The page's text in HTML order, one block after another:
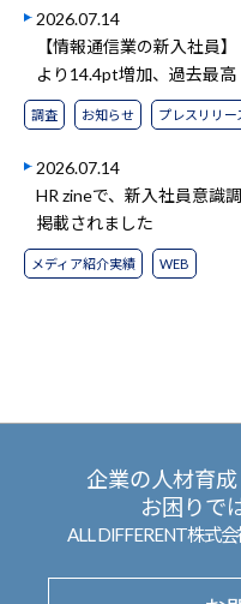
2026.07.14
【情報通信業の新入社員
より14.4pt増加、過去最高
調査 お知らせ プレスリリー
2026.07.14
HR zineで、新入社員意識
掲載されました
メディア紹介実績 WEB
企業の人材育成
お困りで
ALL DIFFERENT株式